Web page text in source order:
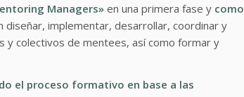
Managers»en una primera fase y como
diseñar, implementar, desarrollar, coordinar y
colectivos de mentees, así como formar y
el proceso formativo en base a las